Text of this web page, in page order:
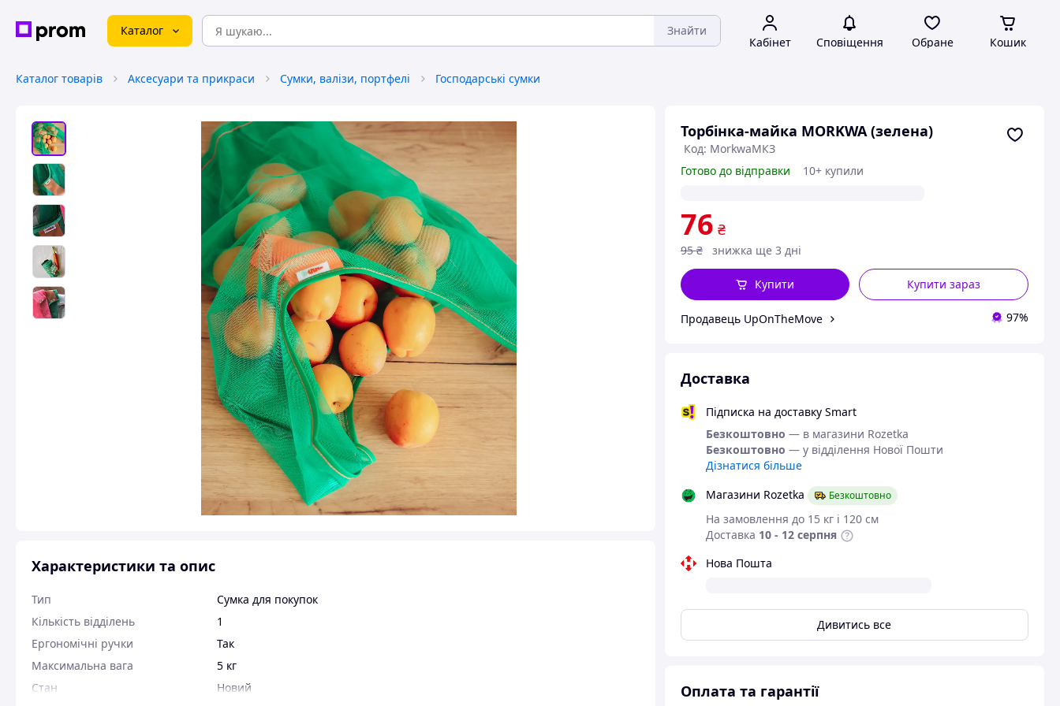
Каталог Знайти
Кабінет Сповіщення Обране Кошик
Каталог товарів Аксесуари та прикраси Сумки, валізи, портфелі Господарські сумки
Торбінка-майка MORKWA (зелена)
Код: MorkwaМКЗ
Готово до відправки
10+ купили
76 ₴
95 ₴ знижка ще 3 дні
Купити зараз
Купити
Продавець UpOnTheMove 97%
Доставка
Підписка на доставку Smart
Безкоштовно — в магазини Rozetka
Безкоштовно — у відділення Нової Пошти
Дізнатися більше
Магазини Rozetka
Безкоштовно
На замовлення до 15 кг і 120 см
Доставка 10 - 12 серпня
Нова Пошта
Дивитись все
Оплата та гарантії
Характеристики та опис
Тип
Сумка для покупок
Кількість відділень
1
Ергономічні ручки
Так
Максимальна вага
5 кг
Стан
Новий